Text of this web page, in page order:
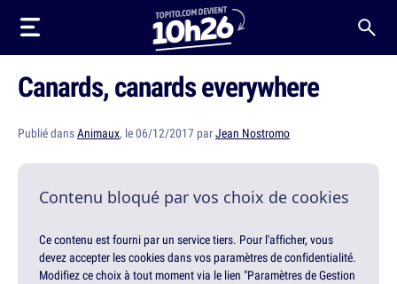
Canards, canards everywhere
Publié dansAnimaux, le 06/12/2017 parJean Nostromo
Contenu bloqué par vos choix de cookies
Ce contenu est fourni par un service tiers. Pour l'afficher, vous
devez accepter les cookies dans vos paramètres de confidentialité.
Modifiez ce choix à tout moment via le lien "Paramètres de Gestion